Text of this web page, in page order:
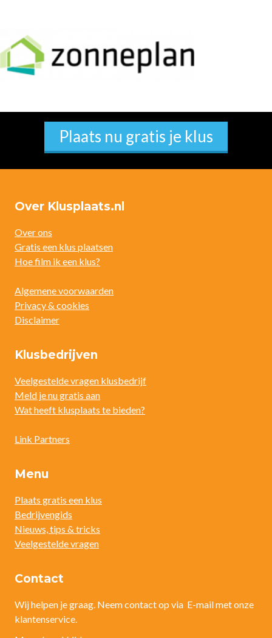
Plaats nu gratis je klus
Over Klusplaats.nl
Over ons
Gratis een klus plaatsen
Hoe film ik een klus?
Algemene voorwaarden
Privacy & cookies
Disclaimer
Klusbedrijven
Veelgestelde vragen klusbedrijf
Meld je nu gratis aan
Wat heeft klusplaats te bieden?
Link Partners
Menu
Plaats gratis een klus
Bedrijvengids
Nieuws, tips & tricks
Veelgestelde vragen
Contact
Wij helpen je graag. Neem contact op via E-mail met onze
klantenservice.